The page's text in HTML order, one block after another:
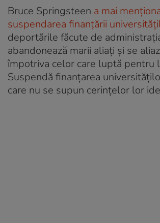
Bruce Springsteen a mai
suspendarea finanțării
deportările făcute de
abandonează marii aliați și se
împotriva celor care luptă pentru
Suspendă finanțarea
care nu se supun cerințelor lor